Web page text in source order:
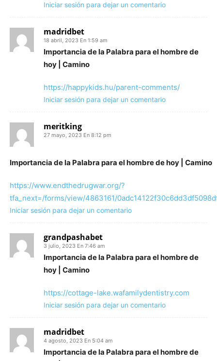
Iniciar sesión para dejar un comentario
madridbet
18 abril, 2023 En 1:59 am
Importancia de la Palabra para el hombre de
hoy | Camino
https://happykids.hu/parent-comments/
Iniciar sesión para dejar un comentario
meritking
27 mayo, 2023 En 8:12 pm
Importancia de la Palabra para el hombre de hoy | Camino
https://www.endthedrugwar.org/?
tfa_next=/forms/view/4863161/
Iniciar sesión para dejar un comentario
grandpashabet
3 julio, 2023 En 7:46 am
Importancia de la Palabra para el hombre de
hoy | Camino
https://cottage-lake.wafamilydentistry.com
Iniciar sesión para dejar un comentario
madridbet
4 agosto, 2023 En 5:04 am
Importancia de la Palabra para el hombre de